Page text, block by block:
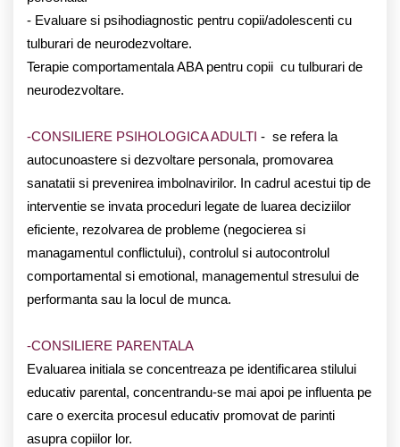
- Evaluare si psihodiagnostic pentru copii/adolescenti cu
tulburari de neurodezvoltare.
Terapie comportamentala ABA pentru copii cu tulburari de
neurodezvoltare.
-CONSILIERE PSIHOLOGICA ADULTI - se refera la
autocunoastere si dezvoltare personala, promovarea
sanatatii si prevenirea imbolnavirilor. In cadrul acestui tip de
interventie se invata proceduri legate de luarea deciziilor
eficiente, rezolvarea de probleme (negocierea si
managamentul conflictului), controlul si autocontrolul
comportamental si emotional, managementul stresului de
performanta sau la locul de munca.
-CONSILIERE PARENTALA
Evaluarea initiala se concentreaza pe identificarea stilului
educativ parental, concentrandu-se mai apoi pe influenta pe
care o exercita procesul educativ promovat de parinti
asupra copiilor lor.